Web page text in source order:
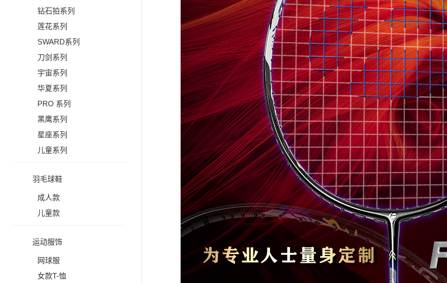
钻石拍系列
莲花系列
SWARD系列
刀剑系列
宇宙系列
华夏系列
PRO 系列
黑鹰系列
星座系列
儿童系列
羽毛球鞋
成人款
儿童款
运动服饰
网球服
女款T-恤